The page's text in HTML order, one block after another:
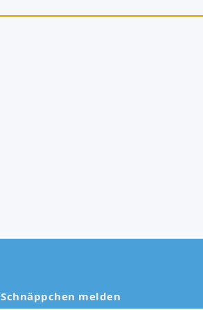
Schnäppchen melden